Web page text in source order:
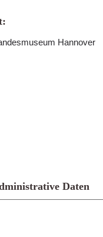
Hannover
Daten